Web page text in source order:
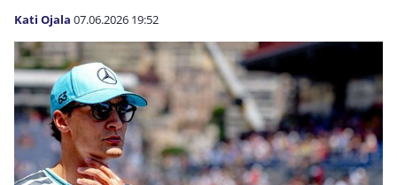
Kati Ojala 07.06.2026 19:52